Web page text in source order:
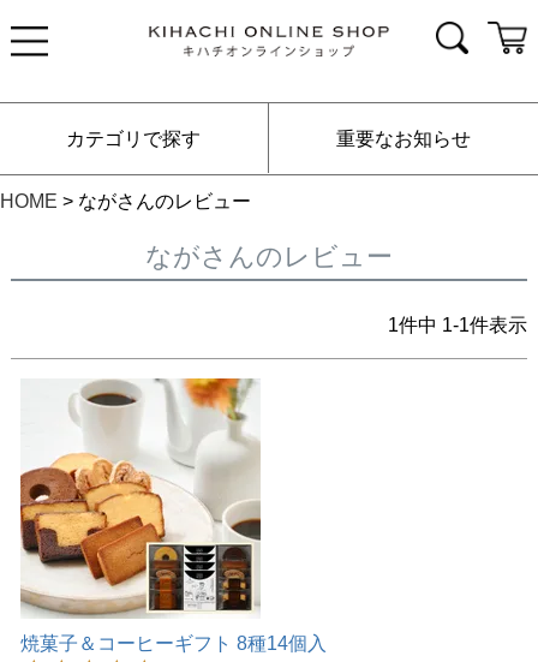
カテゴリで探す 重要なお知らせ
HOME ながさんのレビュー
ながさんのレビュー
1件中 1-1件表示
焼菓子＆コーヒーギフト 8種14個入